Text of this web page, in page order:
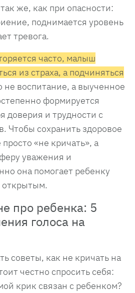
же, как при опасности:
поднимается уровень
тревога.
часто, малыш
из страха, а подчиняться
не воспитание, а выученное
формируется
доверия и трудности с
Чтобы сохранить здоровое
«не кричать», а
уважения и
она помогает ребенку
открытым.
про ребенка: 5
голоса на
советы, как не кричать на
честно спросить себя:
крик связан с ребенком?